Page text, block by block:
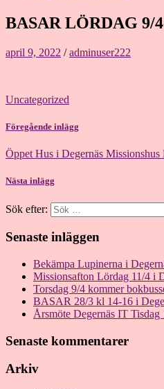
BASAR LÖRDAG 9/
april 9, 2022 /adminuser222
Uncategorized
Föregående inlägg
Öppet Hus i Degernäs Missionshus
Nästa inlägg
Sök efter:
Senaste inläggen
Bekämpa Lupinerna i
Missionsafton Lördag 11/4 i
Torsdag 9/4 kommer
BASAR 28/3 kl 14-16 i
Årsmöte Degernäs IT
Senaste kommentarer
Arkiv